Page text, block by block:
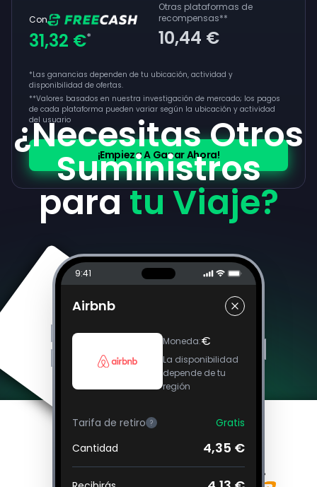
Con
31,32 €*
Otras plataformas de
recompensas**
10,44 €
*Las ganancias dependen de tu ubicación, actividad y
disponibilidad de ofertas.
**Valores basados en nuestra investigación de mercado; los pagos
de cada plataforma pueden variar según la ubicación y actividad
del usuario
¡Empieza A Ganar Ahora!
¿Necesitas Otros
Suministros
paratu Viaje?
9:41
Airbnb
Moneda:€
La disponibilidad
depende de tu
región
Tarifa de retiro ?
Gratis
Cantidad
4,35 €